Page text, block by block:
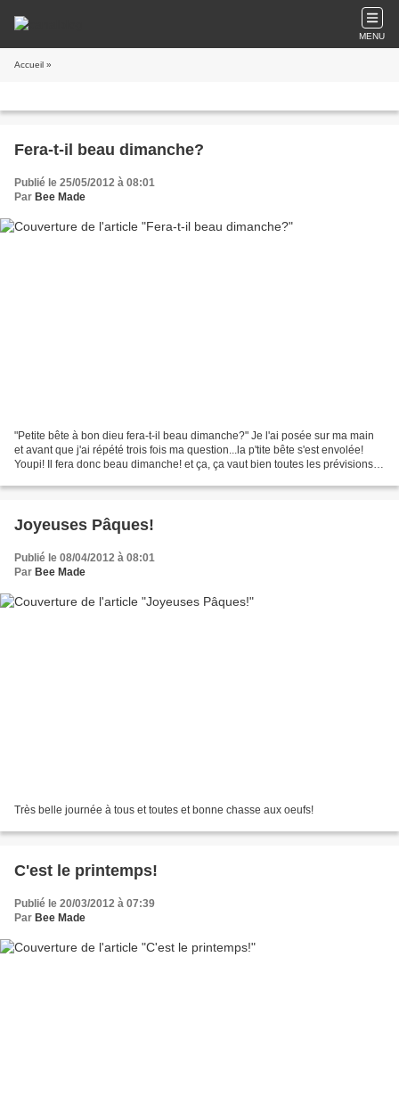
MENU
Accueil »
Fera-t-il beau dimanche?
Publié le 25/05/2012 à 08:01
Par Bee Made
"Petite bête à bon dieu fera-t-il beau dimanche?" Je l'ai posée sur ma main
et avant que j'ai répété trois fois ma question...la p'tite bête s'est envolée!
Youpi! Il fera donc beau dimanche! et ça, ça vaut bien toutes les prévisions
Joyeuses Pâques!
Publié le 08/04/2012 à 08:01
Par Bee Made
Très belle journée à tous et toutes et bonne chasse aux oeufs!
C'est le printemps!
Publié le 20/03/2012 à 07:39
Par Bee Made